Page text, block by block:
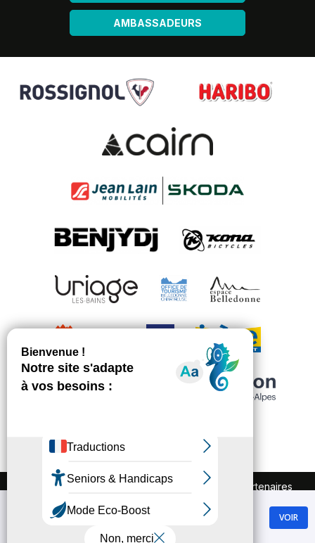
AMBASSADEURS
Recrutement Marchés publics
Partenaires
Mentions légales
Politique de confidentialité
Conditions Générales de Vente
Gestion des cookies
Chamrousse
GRATUIT - Sur Google Play VOIR